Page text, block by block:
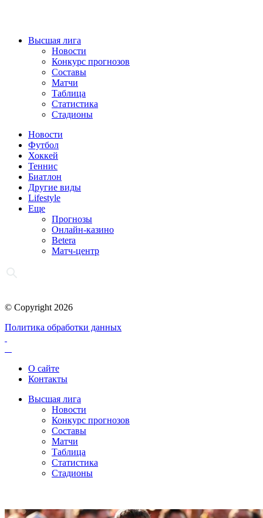
Высшая лига
Новости
Конкурс прогнозов
Составы
Матчи
Таблица
Статистика
Стадионы
Новости
Футбол
Хоккей
Теннис
Биатлон
Другие виды
Lifestyle
Еще
Прогнозы
Онлайн-казино
Betera
Матч-центр
© Copyright 2026
Политика обработки данных
О сайте
Контакты
Высшая лига
Новости
Конкурс прогнозов
Составы
Матчи
Таблица
Статистика
Стадионы